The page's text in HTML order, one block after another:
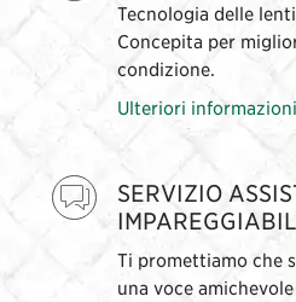
Tecnologia delle
Concepita per
condizione.
Ulteriori informazioni
SERVIZIO
Ti promettiamo che
una voce